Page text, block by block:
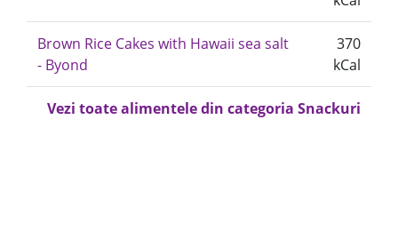
Brown Rice Cakes with Hawaii sea salt
- Byond
370
kCal
Vezi toate alimentele din categoria Snackuri